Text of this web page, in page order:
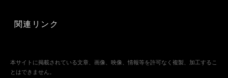
関連リンク
本サイトに掲載されている文章、画像、映像、情報等を許可なく複製、加工するこ
とはできません。